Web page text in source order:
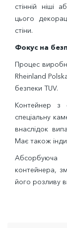
стінній ніші
цього
стіни.
Фокус на
Процес
Rheinland
безпеки TUV.
Контейнер з
спеціальну
внаслідок
Має також
контейнера,
його розливу